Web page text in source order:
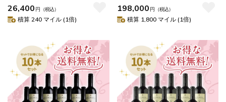
26,400 円 （税込）
積算 240 マイル (1倍)
198,000 円 （税込）
積算 1,800 マイル (1倍)